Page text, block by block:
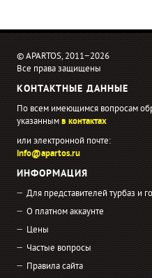
© APARTOS, 2011−2026
Все права защищены
КОНТАКТНЫЕ ДАННЫЕ
По всем имеющимся вопросам
указаннымв контактах
или электронной почте:
info@apartos.ru
ИНФОРМАЦИЯ
Для представителей турбаз и
О платном аккаунте
Цены
Частые вопросы
Правила сайта